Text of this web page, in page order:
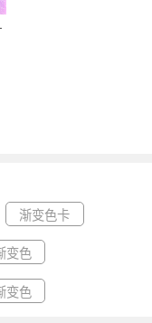
背景
渐变色卡
变色
变色